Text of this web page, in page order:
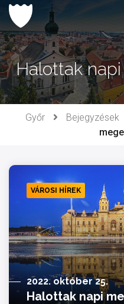
Ugrás
tartalomhoz
Halottak
Győr Bejegyzések
VÁROSI HÍREK
2022. október 25.
Halottak napi